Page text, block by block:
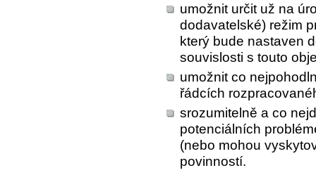
umožnit určit už na
dodavatelské) režim
který bude nastaven
souvislosti s touto
umožnit co
řádcích
srozumitelně a co
potenciálních
(nebo mohou
povinností.